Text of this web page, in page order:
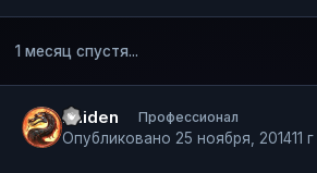
1 месяц спустя...
Raiden Профессионал
Опубликовано 25 ноября, 201411 г